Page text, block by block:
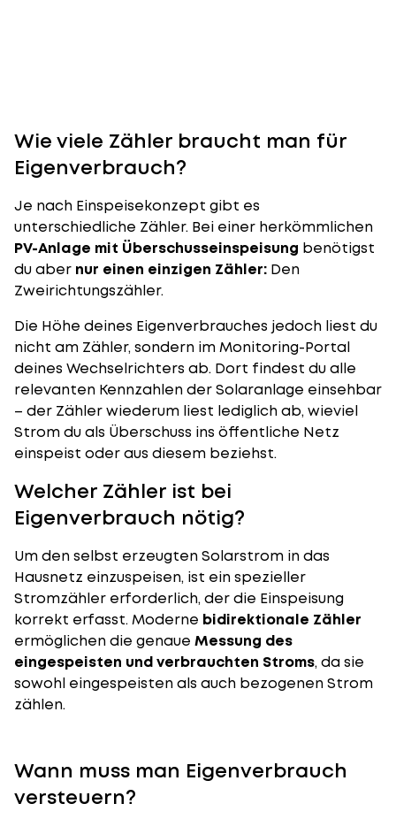
Wie viele Zähler braucht man für
Eigenverbrauch?
Je nach Einspeisekonzept gibt es
unterschiedliche Zähler. Bei einer herkömmlichen
PV-Anlage mit Überschusseinspeisung benötigst
du aber nur einen einzigen Zähler: Den
Zweirichtungszähler.
Die Höhe deines Eigenverbrauches jedoch liest du
nicht am Zähler, sondern im Monitoring-Portal
deines Wechselrichters ab. Dort findest du alle
relevanten Kennzahlen der Solaranlage einsehbar
– der Zählerwiederum liest lediglich ab, wieviel
Strom du als Überschuss ins öffentliche Netz
einspeist oder aus diesem beziehst.
Welcher Zähler ist bei
Eigenverbrauch nötig?
Um den selbst erzeugten Solarstrom in das
Hausnetz einzuspeisen, ist ein spezieller
Stromzähler erforderlich, der die Einspeisung
korrekt erfasst. Moderne bidirektionale Zähler
ermöglichen die genaue Messung des
eingespeisten und verbrauchten Stroms, da sie
sowohl eingespeisten als auch bezogenen Strom
zählen.
Wann muss man Eigenverbrauch
versteuern?